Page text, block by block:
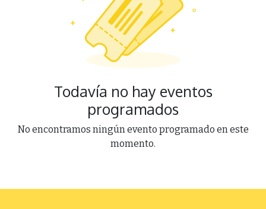
Todavía no hay eventos
programados
No encontramos ningún evento programado en este
momento.